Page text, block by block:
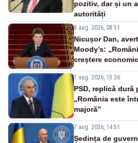
pozitiv, dar și un
autorități
8 aug. 2026, 08:51
Nicușor Dan,
Moody’s:
creștere
7 aug. 2026, 15:26
PSD, replică
„România este
majoră”
7 aug. 2026, 14:51
Ședința de